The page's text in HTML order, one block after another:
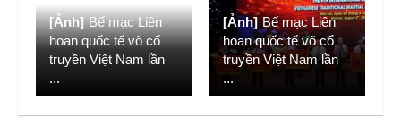
[Ảnh] Bế mạc Liên
hoan quốc tế võ cổ
truyền Việt Nam lần
...
[Ảnh] Bế mạc Liên
hoan quốc tế võ cổ
truyền Việt Nam lần
...